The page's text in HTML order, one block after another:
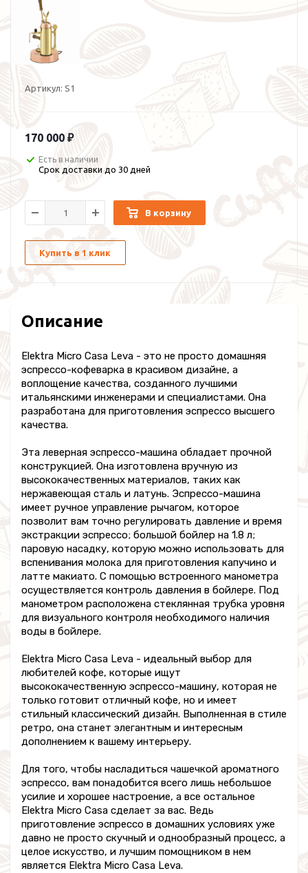
Артикул: S1
170 000 ₽
Есть в наличии
Срок доставки до 30 дней
В корзину
Купить в 1 клик
Описание
Elektra Micro Casa Leva - это не просто домашняя
эспрессо-кофеварка в красивом дизайне, а
воплощение качества, созданного лучшими
итальянскими инженерами и специалистами. Она
разработана для приготовления эспрессо высшего
качества.
Эта леверная эспрессо-машина обладает прочной
конструкцией. Она изготовлена вручную из
высококачественных материалов, таких как
нержавеющая сталь и латунь. Эспрессо-машина
имеет ручное управление рычагом, которое
позволит вам точно регулировать давление и время
экстракции эспрессо; большой бойлер на 1.8 л;
паровую насадку, которую можно использовать для
вспенивания молока для приготовления капучино и
латте макиато. С помощью встроенного манометра
осуществляется контроль давления в бойлере. Под
манометром расположена стеклянная трубка уровня
для визуального контроля необходимого наличия
воды в бойлере.
Elektra Micro Casa Leva - идеальный выбор для
любителей кофе, которые ищут
высококачественную эспрессо-машину, которая не
только готовит отличный кофе, но и имеет
стильный классический дизайн. Выполненная в стиле
ретро, она станет элегантным и интересным
дополнением к вашему интерьеру.
Для того, чтобы насладиться чашечкой ароматного
эспрессо, вам понадобится всего лишь небольшое
усилие и хорошее настроение, а все остальное
Elektra Micro Casa сделает за вас. Ведь
приготовление эспрессо в домашних условиях уже
давно не просто скучный и однообразный процесс, а
целое искусство, и лучшим помощником в нем
является Elektra Micro Casa Leva.